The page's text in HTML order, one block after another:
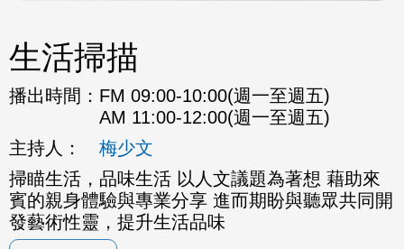
生活掃描
播出時間： FM 09:00-10:00(週一至週五)
AM 11:00-12:00(週一至週五)
主持人：
梅少文
掃瞄生活，品味生活 以人文議題為著想 藉助來
賓的親身體驗與專業分享 進而期盼與聽眾共同開
發藝術性靈，提升生活品味